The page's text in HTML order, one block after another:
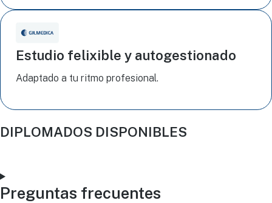
Estudio felixible y autogestionado
Adaptado a tu ritmo profesional.
DIPLOMADOS DISPONIBLES
Preguntas frecuentes